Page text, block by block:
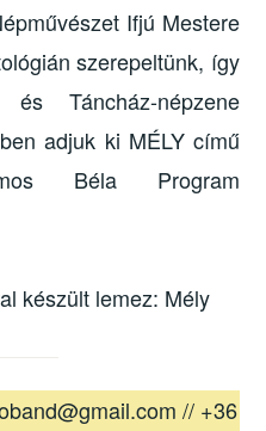
Ifjú Mestere
szerepeltünk, így
Táncház-népzene
adjuk ki MÉLY című
Béla Program
készült lemez: Mély
// +36